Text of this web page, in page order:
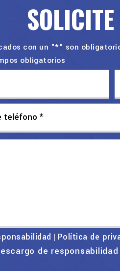
con un "*" son
obligatorios
Política de
de